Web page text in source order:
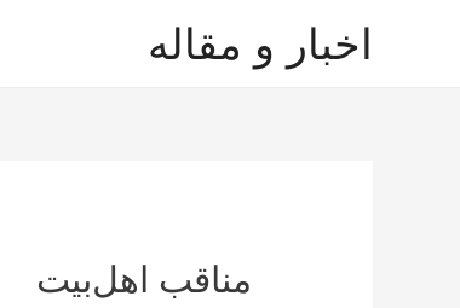
اخبار و مقاله
مناقب اهل‌بیت